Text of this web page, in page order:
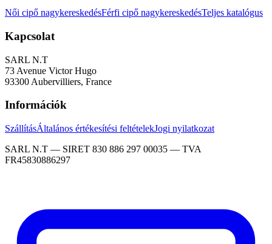
Női cipő nagykereskedésFérfi cipő nagykereskedésTeljes katalógus
Kapcsolat
SARL N.T
73 Avenue Victor Hugo
93300 Aubervilliers, France
Információk
SzállításÁltalános értékesítési feltételekJogi nyilatkozat
SARL N.T — SIRET 830 886 297 00035 — TVA
FR45830886297